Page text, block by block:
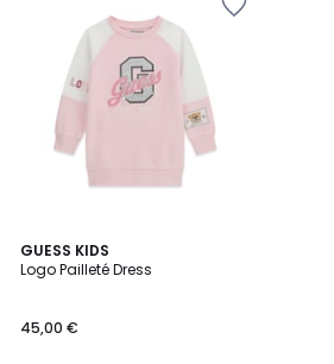
GUESS KIDS
Logo Pailleté Dress
45,00 €